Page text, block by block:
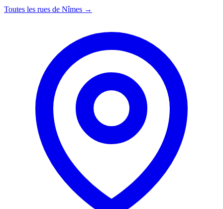
Toutes les rues de Nîmes →